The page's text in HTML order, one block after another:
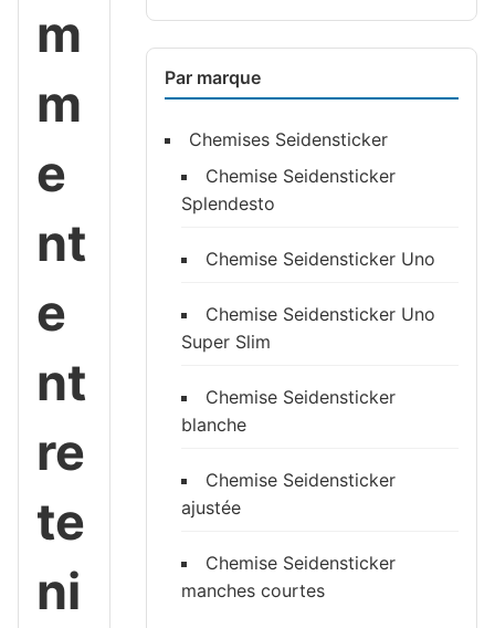
m
m
e
nt
e
nt
re
te
ni
Par marque
Chemises Seidensticker
Chemise Seidensticker
Splendesto
Chemise Seidensticker Uno
Chemise Seidensticker Uno
Super Slim
Chemise Seidensticker
blanche
Chemise Seidensticker
ajustée
Chemise Seidensticker
manches courtes